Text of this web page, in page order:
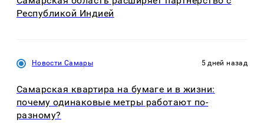
Республикой Индией
Новости Самары 5 дней назад
Самарская квартира на бумаге и в жизни:
почему одинаковые метры работают по-
разному?